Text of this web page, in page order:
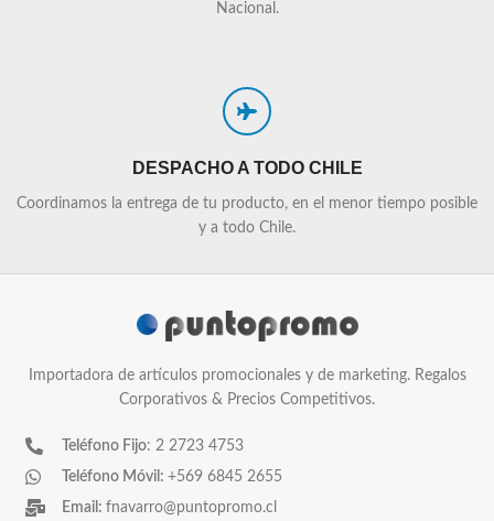
Nacional.
DESPACHO A TODO CHILE
Coordinamos la entrega de tu producto, en el menor tiempo posible
y a todo Chile.
Importadora de artículos promocionales y de marketing. Regalos
Corporativos & Precios Competitivos.
Teléfono Fijo: 2 2723 4753
Teléfono Móvil: +569 6845 2655
Email: fnavarro@puntopromo.cl